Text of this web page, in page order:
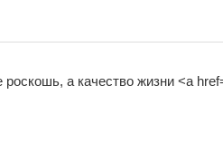
а качество жизни <a